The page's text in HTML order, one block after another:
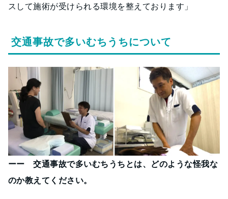
スして施術が受けられる環境を整えております」
交通事故で多いむちうちについて
ーー 交通事故で多いむちうちとは、どのような怪我な
のか教えてください。